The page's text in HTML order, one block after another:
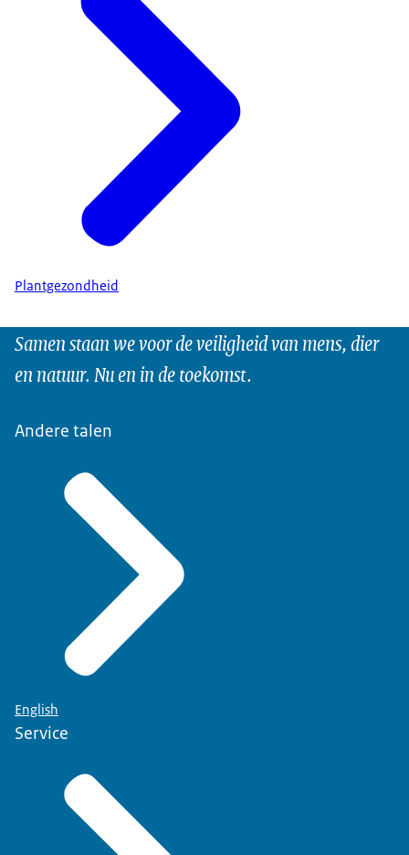
Plantgezondheid
Samen staan we voor de veiligheid van mens, dier
en natuur. Nu en in de toekomst.
Andere talen
English
Service